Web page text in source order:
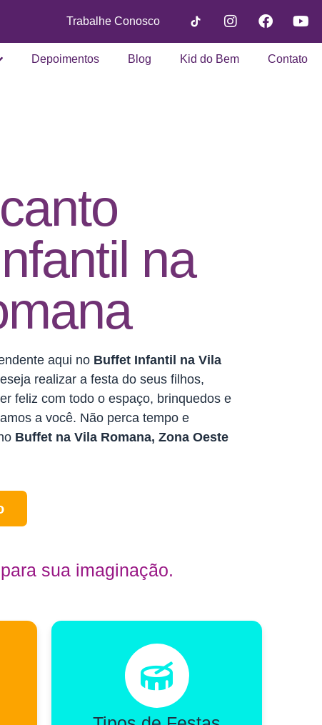
Trabalhe Conosco
Depoimentos Blog Kid do Bem Contato
na
aqui no Buffet Infantil na Vila
realizar a festa do seus filhos,
feliz com todo o espaço, brinquedos e
a você. Não perca tempo e
Buffet na Vila Romana, Zona Oeste
sua imaginação.